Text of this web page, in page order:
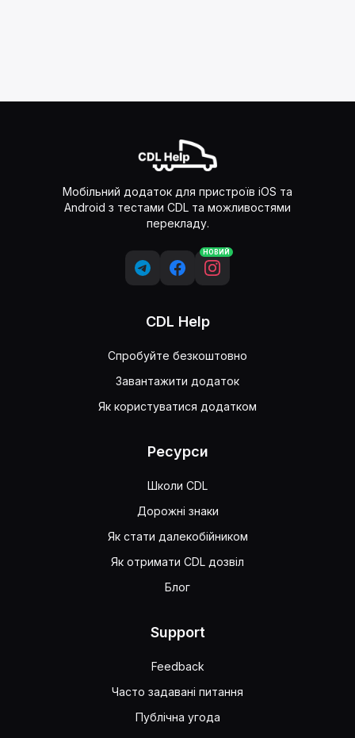
Мобільний додаток для пристроїв iOS та
Android з тестами CDL та можливостями
перекладу.
НОВИЙ
CDL Help
Спробуйте безкоштовно
Завантажити додаток
Як користуватися додатком
Ресурси
Школи CDL
Дорожні знаки
Як стати далекобійником
Як отримати CDL дозвіл
Блог
Support
Feedback
Часто задавані питання
Публічна угода